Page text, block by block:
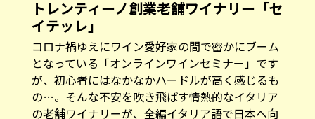
トレンティーノ創業老舗ワイナリー「セ
イテッレ」
コロナ禍ゆえにワイン愛好家の間で密かにブーム
となっている「オンラインワインセミナー」です
が、初心者にはなかなかハードルが高く感じるも
の…。そんな不安を吹き飛ばす情熱的なイタリア
の老舗ワイナリーが、全編イタリア語で日本へ向